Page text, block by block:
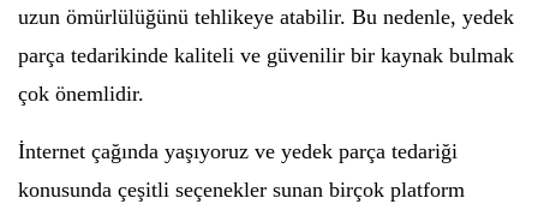
uzun ömürlülüğünü tehlikeye atabilir. Bu nedenle, yedek
parça tedarikinde kaliteli ve güvenilir bir kaynak bulmak
çok önemlidir.
İnternet çağında yaşıyoruz ve yedek parça tedariği
konusunda çeşitli seçenekler sunan birçok platform